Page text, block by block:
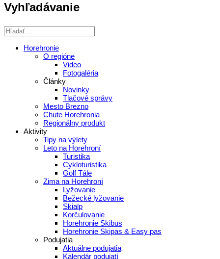
Vyhľadávanie
Horehronie
O regióne
Video
Fotogaléria
Články
Novinky
Tlačové správy
Mesto Brezno
Chute Horehronia
Regionálny produkt
Aktivity
Tipy na výlety
Leto na Horehroní
Turistika
Cykloturistika
Golf Tále
Zima na Horehroní
Lyžovanie
Bežecké lyžovanie
Skialp
Korčulovanie
Horehronie Skibus
Horehronie Skipas & Easy pas
Podujatia
Aktuálne podujatia
Kalendár podujatí